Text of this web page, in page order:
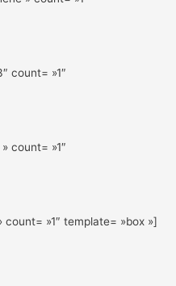
count= »1″
count= »1″
»1″ template= »box »]